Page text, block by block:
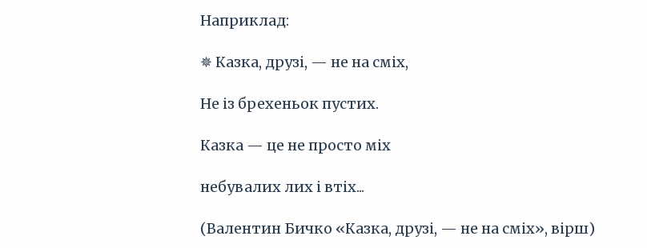
Наприклад:
✵ Казка, друзі, — не на сміх,
Не із брехеньок пустих.
Казка — це не просто міх
небувалих лих і втіх...
(Валентин Бичко «Казка, друзі, — не на сміх», вірш)